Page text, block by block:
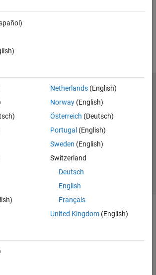
Netherlands(English)
Norway(English)
Österreich (Deutsch)
Portugal (English)
Sweden (English)
Switzerland
Deutsch
English
Français
United Kingdom(English)
Marcas comerciales
Antipiratería
Estado de las aplicaciones
MathWorks, Inc.